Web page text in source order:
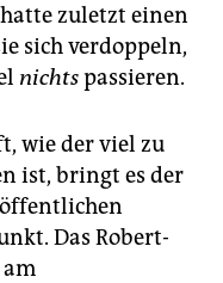
zuletzt einen
sich verdoppeln,
nichtspassieren.
wie der viel zu
ist, bringt es der
Das Robert-